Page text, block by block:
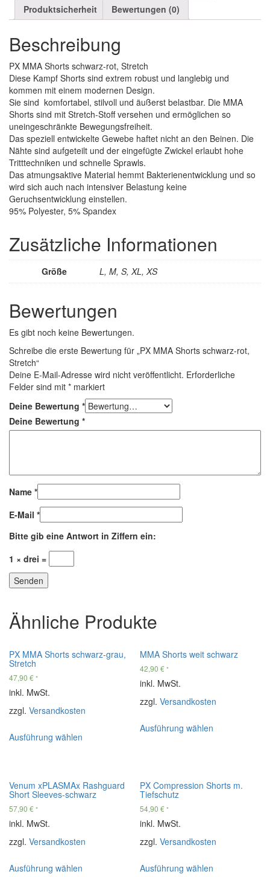
Produktsicherheit
Bewertungen (0)
Beschreibung
PX MMA Shorts schwarz-rot, Stretch
Diese Kampf Shorts sind extrem robust und langlebig und
kommen mit einem modernen Design.
Sie sind komfortabel, stilvoll und äußerst belastbar. Die MMA
Shorts sind mit Stretch-Stoff versehen und ermöglichen so
uneingeschränkte Bewegungsfreiheit.
Das speziell entwickelte Gewebe haftet nicht an den Beinen. Die
Nähte sind aufgeteilt und der eingefügte Zwickel erlaubt hohe
Tritttechniken und schnelle Sprawls.
Das atmungsaktive Material hemmt Bakterienentwicklung und so
wird sich auch nach intensiver Belastung keine
Geruchsentwicklung einstellen.
95% Polyester, 5% Spandex
Zusätzliche Informationen
Größe L, M, S, XL, XS
Bewertungen
Es gibt noch keine Bewertungen.
Schreibe die erste Bewertung für „PX MMA Shorts schwarz-rot,
Stretch“
Deine E-Mail-Adresse wird nicht veröffentlicht. Erforderliche
Felder sind mit * markiert
Deine Bewertung *
Deine Bewertung *
Name *
E-Mail *
Bitte gib eine Antwort in Ziffern ein:
1 × drei =
Ähnliche Produkte
PX MMA Shorts schwarz-grau,
Stretch
47,90 € *
inkl. MwSt.
zzgl. Versandkosten
Ausführung wählen
MMA Shorts weit schwarz
42,90€ *
inkl. MwSt.
zzgl.Versandkosten
Ausführung wählen
Venum xPLASMAx Rashguard
Short Sleeves-schwarz
57,90 € *
inkl. MwSt.
zzgl. Versandkosten
Ausführung wählen
PX Compression Shorts m.
Tiefschutz
54,90€ *
inkl. MwSt.
zzgl.Versandkosten
Ausführung wählen